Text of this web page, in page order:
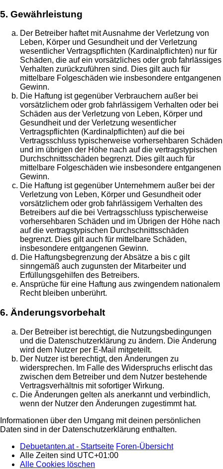
5. Gewährleistung
Der Betreiber haftet mit Ausnahme der Verletzung von
Leben, Körper und Gesundheit und der Verletzung
wesentlicher Vertragspflichten (Kardinalpflichten) nur für
Schäden, die auf ein vorsätzliches oder grob fahrlässiges
Verhalten zurückzuführen sind. Dies gilt auch für
mittelbare Folgeschäden wie insbesondere entgangenen
Gewinn.
Die Haftung ist gegenüber Verbrauchern außer bei
vorsätzlichem oder grob fahrlässigem Verhalten oder bei
Schäden aus der Verletzung von Leben, Körper und
Gesundheit und der Verletzung wesentlicher
Vertragspflichten (Kardinalpflichten) auf die bei
Vertragsschluss typischerweise vorhersehbaren Schäden
und im übrigen der Höhe nach auf die vertragstypischen
Durchschnittsschäden begrenzt. Dies gilt auch für
mittelbare Folgeschäden wie insbesondere entgangenen
Gewinn.
Die Haftung ist gegenüber Unternehmern außer bei der
Verletzung von Leben, Körper und Gesundheit oder
vorsätzlichem oder grob fahrlässigem Verhalten des
Betreibers auf die bei Vertragsschluss typischerweise
vorhersehbaren Schäden und im Übrigen der Höhe nach
auf die vertragstypischen Durchschnittsschäden
begrenzt. Dies gilt auch für mittelbare Schäden,
insbesondere entgangenen Gewinn.
Die Haftungsbegrenzung der Absätze a bis c gilt
sinngemäß auch zugunsten der Mitarbeiter und
Erfüllungsgehilfen des Betreibers.
Ansprüche für eine Haftung aus zwingendem nationalem
Recht bleiben unberührt.
6. Änderungsvorbehalt
Der Betreiber ist berechtigt, die Nutzungsbedingungen
und die Datenschutzerklärung zu ändern. Die Änderung
wird dem Nutzer per E-Mail mitgeteilt.
Der Nutzer ist berechtigt, den Änderungen zu
widersprechen. Im Falle des Widerspruchs erlischt das
zwischen dem Betreiber und dem Nutzer bestehende
Vertragsverhältnis mit sofortiger Wirkung.
Die Änderungen gelten als anerkannt und verbindlich,
wenn der Nutzer den Änderungen zugestimmt hat.
Informationen über den Umgang mit deinen persönlichen
Daten sind in der Datenschutzerklärung enthalten.
Debuetanten.at - Startseite Foren-Übersicht
Alle Zeiten sind UTC+01:00
Alle Cookies löschen